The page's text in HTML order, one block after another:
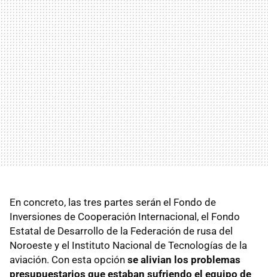
En concreto, las tres partes serán el Fondo de
Inversiones de Cooperación Internacional, el Fondo
Estatal de Desarrollo de la Federación de rusa del
Noroeste y el Instituto Nacional de Tecnologías de la
aviación. Con esta opción se alivian los problemas
presupuestarios que estaban sufriendo el equipo de